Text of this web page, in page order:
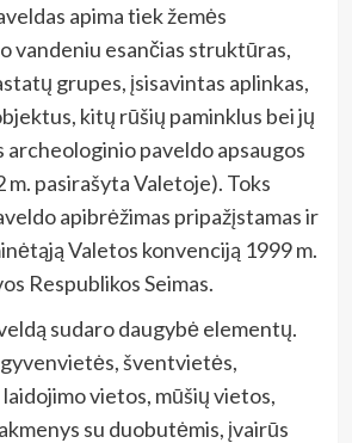
apima tiek žemės
vandeniu esančias struktūras,
grupes, įsisavintas aplinkas,
kitų rūšių paminklus bei jų
archeologinio paveldo apsaugos
m. pasirašyta Valetoje). Toks
apibrėžimas pripažįstamas ir
Valetos konvenciją 1999 m.
Respublikos Seimas.
sudaro daugybė elementų.
gyvenvietės, šventvietės,
vietos, mūšių vietos,
su duobutėmis, įvairūs